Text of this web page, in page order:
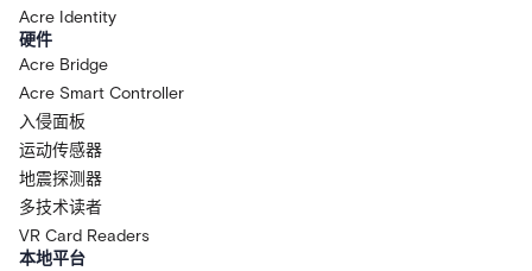
Acre Identity
硬件
Acre Bridge
Acre Smart Controller
入侵面板
运动传感器
地震探测器
多技术读者
VR Card Readers
本地平台